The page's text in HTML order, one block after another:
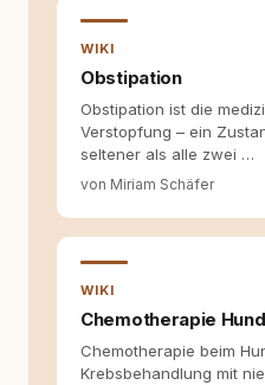
WIKI
Obstipation
Obstipation ist die
Verstopfung – ein
seltener als alle zwei …
von Miriam Schäfer
WIKI
Chemotherapie Hund
Chemotherapie beim
Krebsbehandlung mit